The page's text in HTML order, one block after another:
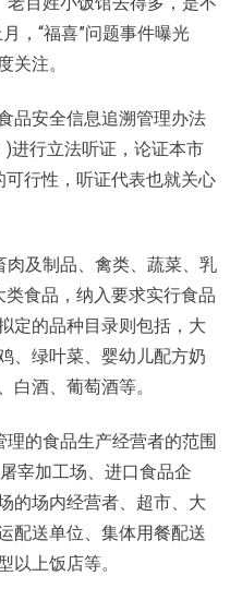
，“福喜”问题事件曝光
关注。
品安全信息追溯管理办法
进行立法听证，论证本市
行性，听证代表也就关心
肉及制品、禽类、蔬菜、乳
食品，纳入要求实行食品
定的品种目录则包括，大
、绿叶菜、婴幼儿配方奶
白酒、葡萄酒等。
理的食品生产经营者的范围
宰加工场、进口食品企
的场内经营者、超市、大
配送单位、集体用餐配送
以上饭店等。